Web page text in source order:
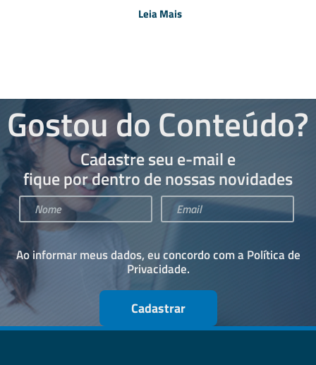
Leia Mais
Gostou do Conteúdo?
Cadastre seu e-mail e
fique por dentro de nossas novidades
Ao informar meus dados, eu concordo com aPolítica de
Privacidade.
Cadastrar